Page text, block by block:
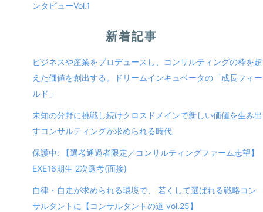
ンタビューVol.1
新着記事
ビジネスや産業をプロデュースし、コンサルティングの枠を超
えた価値を創出する。ドリームインキュベータの「成長フィー
ルド」
未知の分野に挑戦し続けクロスドメインで新しい価値を生み出
すコンサルティングが求められる時代
保護中: 【選考通過者限定／コンサルティングファーム志望】
EXE16期生 2次選考(面接)
自律・自走が求められる環境で、 若くして選ばれる戦略コン
サルタントに【コンサルタントの道 vol.25】